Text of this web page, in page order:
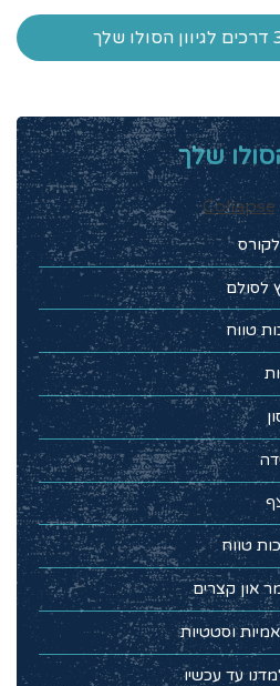
שלך
Collapse